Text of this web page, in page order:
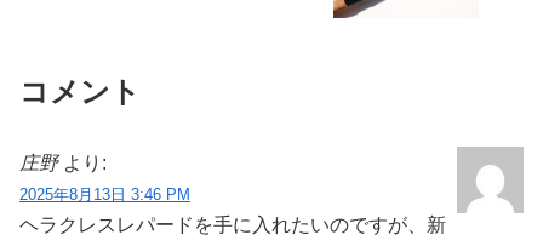
コメント
庄野 より:
2025年8月13日 3:46 PM
ヘラクレスレパードを手に入れたいのですが、新